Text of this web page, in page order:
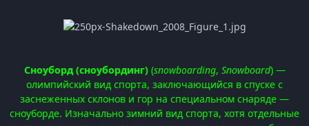
Сноуборд (сноубординг)(snowboarding, Snowboard) —
олимпийский вид спорта, заключающийся в спуске с
заснеженных склонов и гор на специальном снаряде —
сноуборде. Изначально зимний вид спорта, хотя отдельные